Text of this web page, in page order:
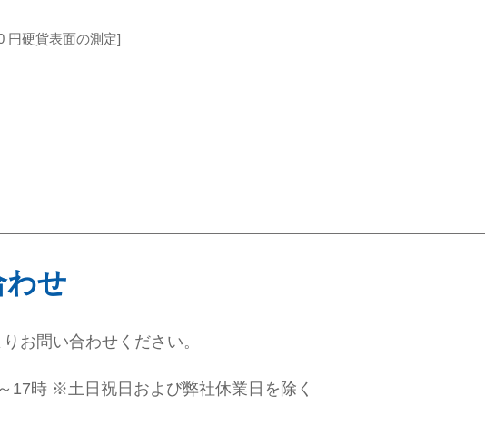
円硬貨表面の測定]
わせ
お問い合わせください。
17時 ※土日祝日および弊社休業日を除く